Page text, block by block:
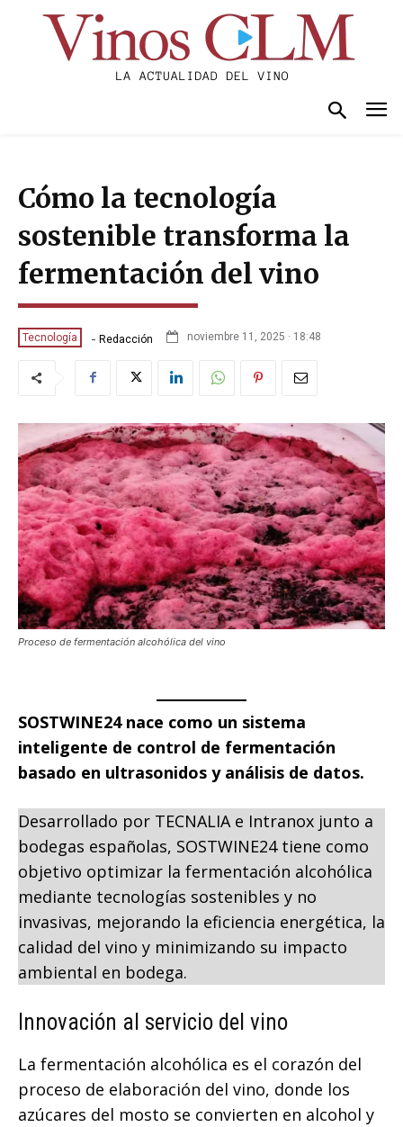
Cómo la tecnología
sostenible transforma la
fermentación del vino
Tecnología - Redacción noviembre 11, 2025 · 18:48
Proceso de fermentación alcohólica del vino
SOSTWINE24 nace como un sistema
inteligente de control de fermentación
basado en ultrasonidos y análisis de datos.
Desarrollado por TECNALIA e Intranox junto a
bodegas españolas, SOSTWINE24 tiene como
objetivo optimizar la fermentación alcohólica
mediante tecnologías sostenibles y no
invasivas, mejorando la eficiencia energética, la
calidad del vino y minimizando su impacto
ambiental en bodega.
Innovación al servicio del vino
La fermentación alcohólica es el corazón del
proceso de elaboración del vino, donde los
azúcares del mosto se convierten en alcohol y